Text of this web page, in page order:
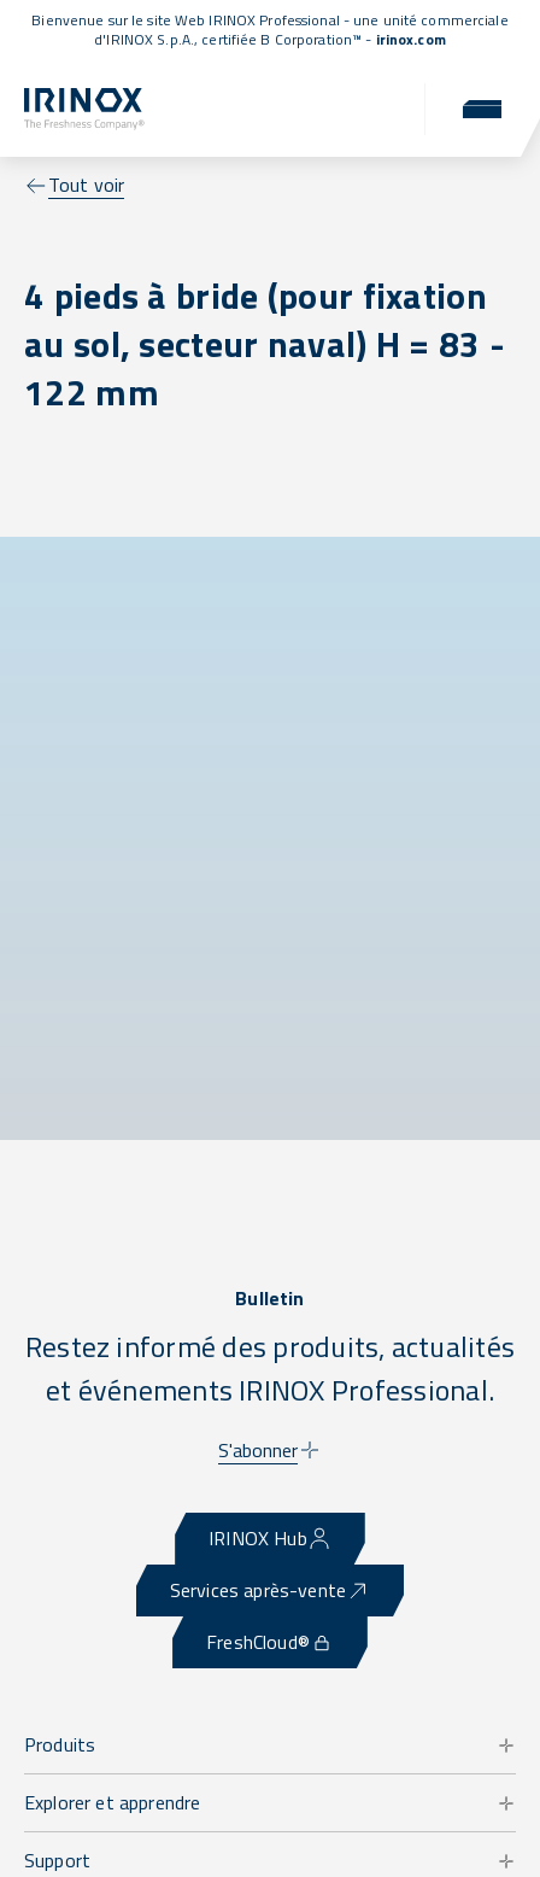
Bienvenue sur le site Web IRINOX Professional - une unité commerciale
d'IRINOX S.p.A., certifiée B Corporation™ - irinox.com
Tout voir
4 pieds à bride (pour fixation
au sol, secteur naval) H = 83 -
122 mm
Bulletin
Restez informé des produits, actualités
et événements IRINOX Professional.
S'abonner
IRINOX Hub
Services après-vente
FreshCloud®
Produits
Explorer et apprendre
Support